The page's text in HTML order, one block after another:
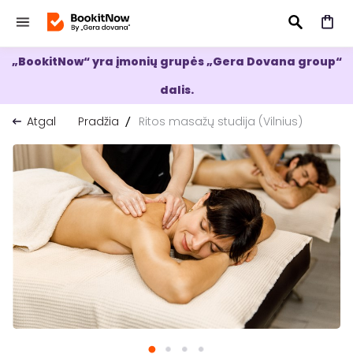
IEŠKOTI
„BookitNow“ yra įmonių grupės „Gera Dovana group“
dalis.
Atgal
Pradžia Ritos masažų studija (Vilnius)